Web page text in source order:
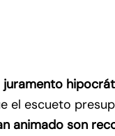
juramento
el escueto
animado son